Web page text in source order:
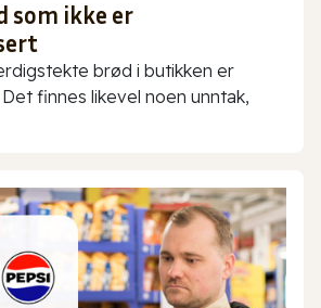
som ikke er
brød i butikken er
finnes likevel noen unntak,